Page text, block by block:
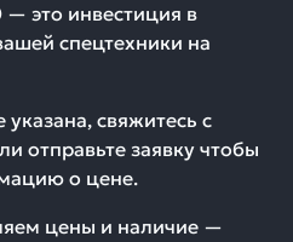
— это инвестиция в
спецтехники на
свяжитесь с
отправьте заявку чтобы
о цене.
цены и наличие —